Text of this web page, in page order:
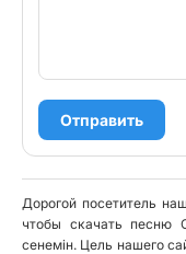
Отправить
Дорогой посетитель
чтобы скачать песню
сенемін. Цель нашего